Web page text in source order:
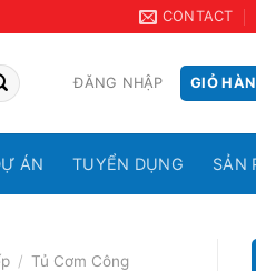
CONTACT
ĐĂNG NHẬP GIỎ
ÁN TUYỂN DỤNG SẢN
/ Tủ Cơm Công